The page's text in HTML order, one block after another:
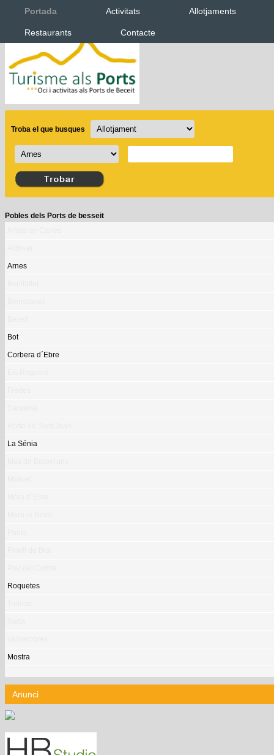
Portada Activitats Allotjaments
Restaurants Contacte
Troba el que busques
Pobles dels Ports de besseit
Arnes
Bot
Corbera d´Ebre
La Sénia
Roquetes
Mostra
Anunci